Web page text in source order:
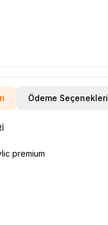
Ödeme Seçenekleri
premium